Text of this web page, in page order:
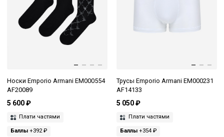
Носки Emporio Armani EM000554
AF20089
5 600 ₽
Плати частями
Баллы +392 ₽
Трусы Emporio Armani EM000231
AF14133
5 050 ₽
Плати частями
Баллы+354 ₽